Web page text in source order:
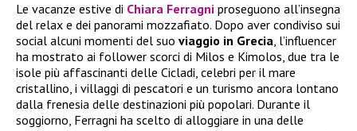
Le vacanze estive di Chiara Ferragni proseguono all’insegna
del relax e dei panorami mozzafiato. Dopo aver condiviso sui
social alcuni momenti del suo viaggio in Grecia, l’influencer
ha mostrato ai follower scorci di Milos e Kimolos, due tra le
isole più affascinanti delle Cicladi, celebri per il mare
cristallino, i villaggi di pescatori e un turismo ancora lontano
dalla frenesia delle destinazioni più popolari. Durante il
soggiorno, Ferragni ha scelto di alloggiare in una delle